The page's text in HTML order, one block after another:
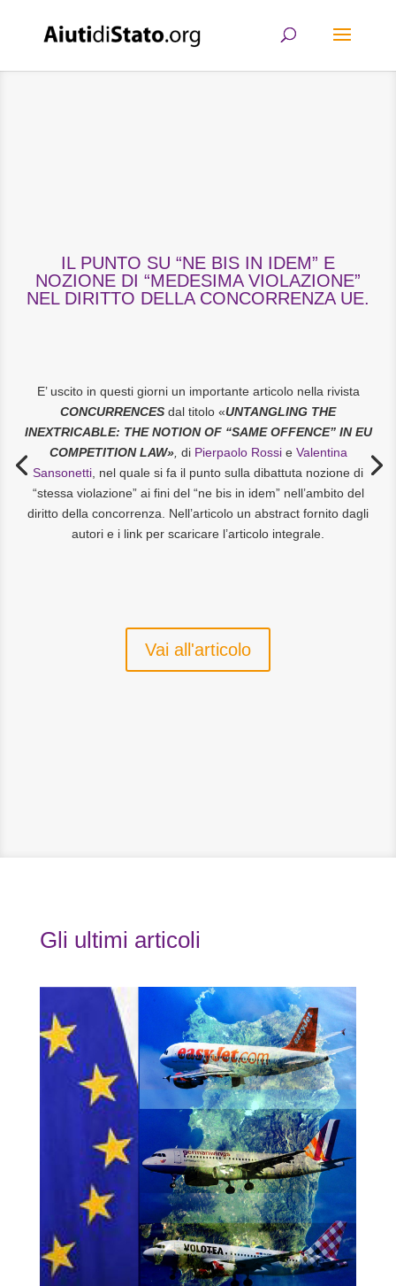
IL PUNTO SU “NE BIS IN IDEM” E
NOZIONE DI “MEDESIMA VIOLAZIONE”
NEL DIRITTO DELLA CONCORRENZA UE.
E’ uscito in questi giorni un importante articolo nella rivista
CONCURRENCES dal titolo «UNTANGLING THE
INEXTRICABLE: THE NOTION OF “SAME OFFENCE” IN EU
COMPETITION LAW», di Pierpaolo Rossie Valentina
Sansonetti , nel quale si fa il punto sulla dibattuta nozione di
“stessa violazione” ai fini del “ne bis in idem” nell’ambito del
diritto della concorrenza. Nell’articolo un abstract fornito dagli
autori e i link per scaricare l’articolo integrale.
Vai all'articolo
Gli ultimi articoli